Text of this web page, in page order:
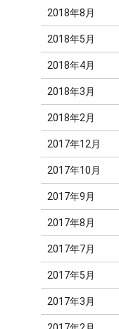
2018年8月
2018年5月
2018年4月
2018年3月
2018年2月
2017年12月
2017年10月
2017年9月
2017年8月
2017年7月
2017年5月
2017年3月